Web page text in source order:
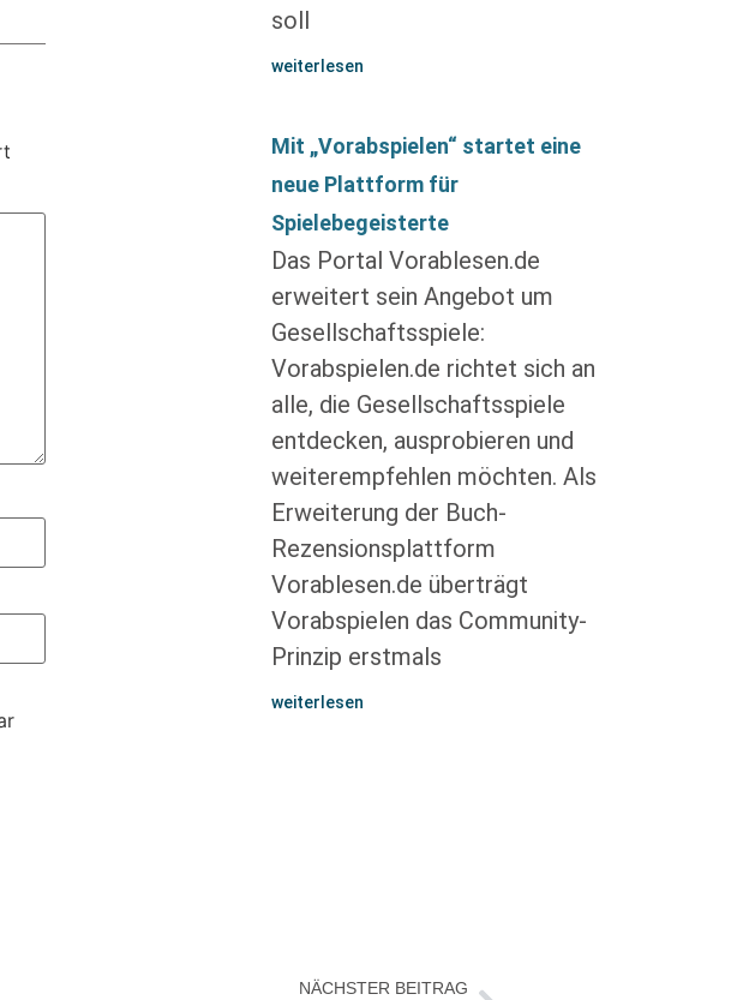
soll
weiterlesen
Mit „Vorabspielen“ startet eine
neue Plattform für
Spielebegeisterte
Das Portal Vorablesen.de
erweitert sein Angebot um
Gesellschaftsspiele:
Vorabspielen.de richtet sich an
alle, die Gesellschaftsspiele
entdecken, ausprobieren und
weiterempfehlen möchten. Als
Erweiterung der Buch-
Rezensionsplattform
Vorablesen.de überträgt
Vorabspielen das Community-
Prinzip erstmals
weiterlesen
NÄCHSTER BEITRAG